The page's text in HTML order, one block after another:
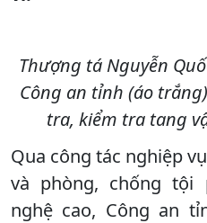
Thượng tá Nguyễn
Công an tỉnh (áo
tra, kiểm tra tang
Qua công tác nghiệp
và phòng, chống tội
nghệ cao, Công an